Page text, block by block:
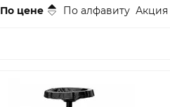
По цене По алфавиту Акция